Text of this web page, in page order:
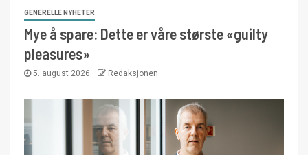
GENERELLE NYHETER
Mye å spare: Dette er våre største «guilty
pleasures»
5. august 2026 Redaksjonen